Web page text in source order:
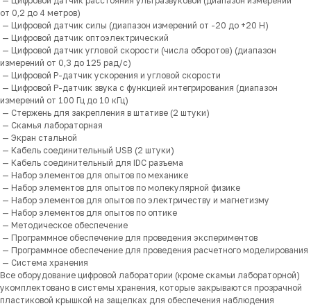
от 0,2 до 4 метров)
— Цифровой датчик силы (диапазон измерений от -20 до +20 Н)
— Цифровой датчик оптоэлектрический
— Цифровой датчик угловой скорости (числа оборотов) (диапазон
измерений от 0,3 до 125 рад/с)
— Цифровой Р-датчик ускорения и угловой скорости
— Цифровой Р-датчик звука с функцией интегрирования (диапазон
измерений от 100 Гц до 10 кГц)
— Стержень для закрепления в штативе (2 штуки)
— Скамья лабораторная
— Экран стальной
— Кабель соединительный USB (2 штуки)
— Кабель соединительный для IDC разъема
— Набор элементов для опытов по механике
— Набор элементов для опытов по молекулярной физике
— Набор элементов для опытов по электричеству и магнетизму
— Набор элементов для опытов по оптике
— Методическое обеспечение
— Программное обеспечение для проведения экспериментов
— Программное обеспечение для проведения расчетного моделирования
— Система хранения
Все оборудование цифровой лаборатории (кроме скамьи лабораторной)
укомплектовано в системы хранения, которые закрываются прозрачной
пластиковой крышкой на защелках для обеспечения наблюдения